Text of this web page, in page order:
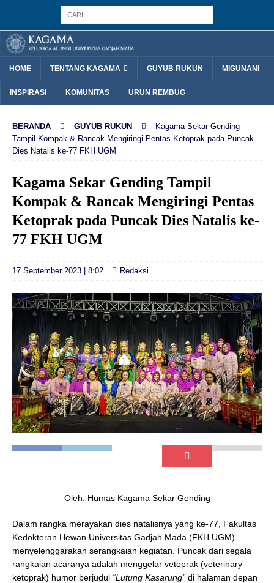
HOME TENTANG KAGAMA GUYUB RUKUN MIGUNANI
INSPIRASI KOMUNITAS URUN REMBUG
BERANDA GUYUB RUKUN
Kagama Sekar Gending
Tampil Kompak & Rancak Mengiringi Pentas Ketoprak pada Puncak
Dies Natalis ke-77 FKH UGM
Kagama Sekar Gending Tampil
Kompak & Rancak Mengiringi Pentas
Ketoprak pada Puncak Dies Natalis ke-
77 FKH UGM
17 September 2023 | 8:02 Redaksi
Oleh: Humas Kagama Sekar Gending
Dalam rangka merayakan dies natalisnya yang ke-77, Fakultas
Kedokteran Hewan Universitas Gadjah Mada (FKH UGM)
menyelenggarakan serangkaian kegiatan. Puncak dari segala
rangkaian acaranya adalah menggelar vetoprak (veterinary
ketoprak) humor berjudul “Lutung Kasarung” di halaman depan